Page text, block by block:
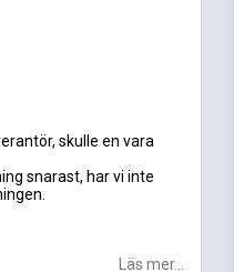
skulle en vara
snarast, har vi inte
Läs mer...